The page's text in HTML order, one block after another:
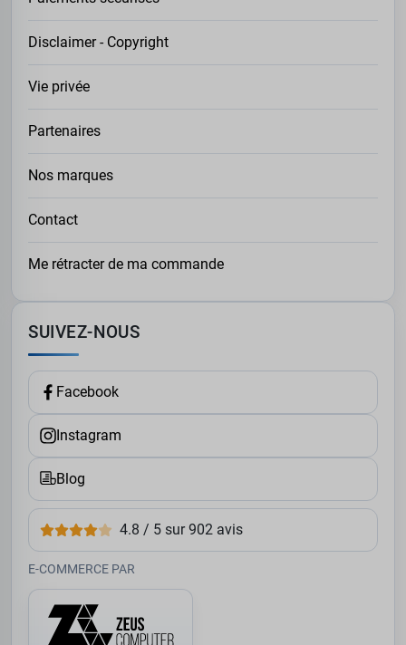
Disclaimer - Copyright
Vie privée
Partenaires
Nos marques
Contact
Me rétracter de ma commande
SUIVEZ-NOUS
Facebook
Instagram
Blog
4.8 / 5 sur 902 avis
E-COMMERCE PAR